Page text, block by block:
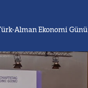
Alman Ekonomi Günü